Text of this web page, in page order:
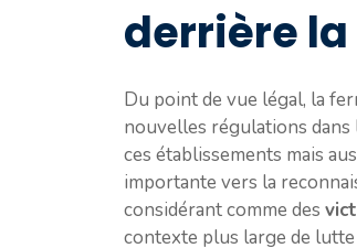
derrière
Du point de vue légal, la
nouvelles régulations dans
ces établissements mais
importante vers la
considérant comme des
contexte plus large de